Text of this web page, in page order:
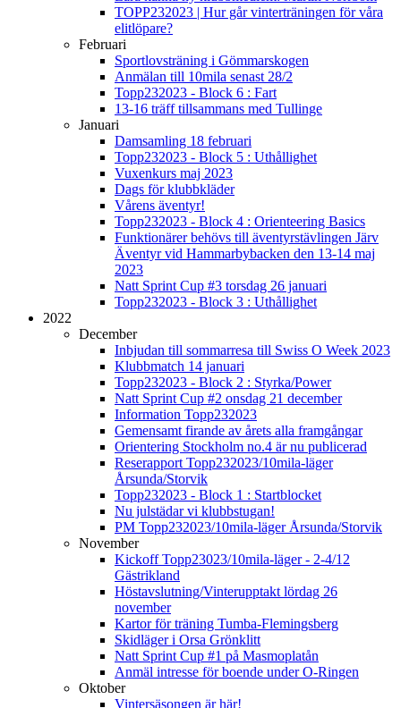
TOPP232023 | Hur går vinterträningen för våra
elitlöpare?
Februari
Sportlovsträning i Gömmarskogen
Anmälan till 10mila senast 28/2
Topp232023 - Block 6 : Fart
13-16 träff tillsammans med Tullinge
Januari
Damsamling 18 februari
Topp232023 - Block 5 : Uthållighet
Vuxenkurs maj 2023
Dags för klubbkläder
Vårens äventyr!
Topp232023 - Block 4 : Orienteering Basics
Funktionärer behövs till äventyrstävlingen Järv
Äventyr vid Hammarbybacken den 13-14 maj
2023
Natt Sprint Cup #3 torsdag 26 januari
Topp232023 - Block 3 : Uthållighet
2022
December
Inbjudan till sommarresa till Swiss O Week 2023
Klubbmatch 14 januari
Topp232023 - Block 2 : Styrka/Power
Natt Sprint Cup #2 onsdag 21 december
Information Topp232023
Gemensamt firande av årets alla framgångar
Orientering Stockholm no.4 är nu publicerad
Reserapport Topp232023/10mila-läger
Årsunda/Storvik
Topp232023 - Block 1 : Startblocket
Nu julstädar vi klubbstugan!
PM Topp232023/10mila-läger Årsunda/Storvik
November
Kickoff Topp23023/10mila-läger - 2-4/12
Gästrikland
Höstavslutning/Vinterupptakt lördag 26
november
Kartor för träning Tumba-Flemingsberg
Skidläger i Orsa Grönklitt
Natt Sprint Cup #1 på Masmoplatån
Anmäl intresse för boende under O-Ringen
Oktober
Vintersäsongen är här!